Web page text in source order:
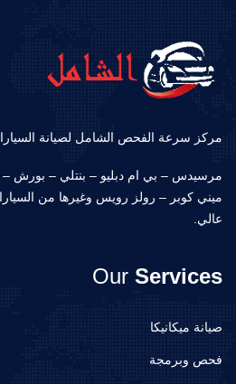
مركز سرعة الفحص الشامل لصيانة
مرسيدس – بي ام دبليو – بنتلي – بورش –
ميني كوبر – رولز رويس وغيرها من
عالي.
Our Services
صيانة ميكانيكا
فحص وبرمجة